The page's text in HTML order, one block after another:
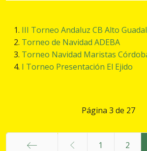
III Torneo Andaluz CB Alto
Torneo de Navidad ADEBA
Torneo Navidad Maristas
I Torneo Presentación El Ejido
Página 3 de 27
1 2